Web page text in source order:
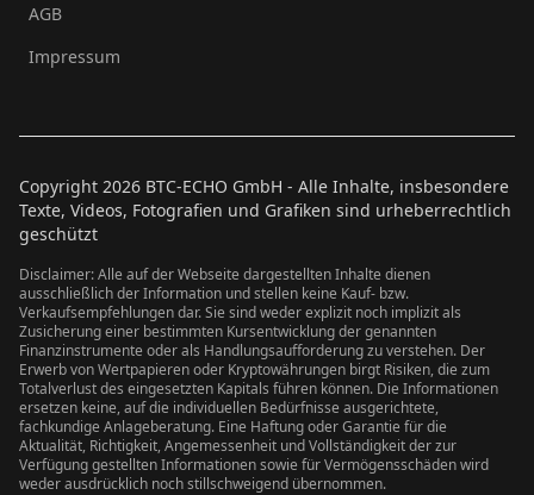
AGB
Impressum
Copyright 2026 BTC-ECHO GmbH - Alle Inhalte, insbesondere
Texte, Videos, Fotografien und Grafiken sind urheberrechtlich
geschützt
Disclaimer: Alle auf der Webseite dargestellten Inhalte dienen
ausschließlich der Information und stellen keine Kauf- bzw.
Verkaufsempfehlungen dar. Sie sind weder explizit noch implizit als
Zusicherung einer bestimmten Kursentwicklung der genannten
Finanzinstrumente oder als Handlungsaufforderung zu verstehen. Der
Erwerb von Wertpapieren oder Kryptowährungen birgt Risiken, die zum
Totalverlust des eingesetzten Kapitals führen können. Die Informationen
ersetzen keine, auf die individuellen Bedürfnisse ausgerichtete,
fachkundige Anlageberatung. Eine Haftung oder Garantie für die
Aktualität, Richtigkeit, Angemessenheit und Vollständigkeit der zur
Verfügung gestellten Informationen sowie für Vermögensschäden wird
weder ausdrücklich noch stillschweigend übernommen.